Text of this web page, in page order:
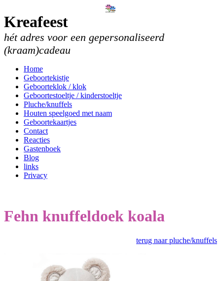
Kreafeest
hét adres voor een gepersonaliseerd
(kraam)cadeau
Home
Geboortekistje
Geboorteklok / klok
Geboortestoeltje / kinderstoeltje
Pluche/knuffels
Houten speelgoed met naam
Geboortekaartjes
Contact
Reacties
Gastenboek
Blog
links
Privacy
Fehn knuffeldoek koala
terug naar pluche/knuffels